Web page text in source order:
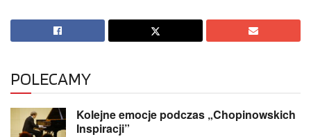
POLECAMY
Kolejne emocje podczas „Chopinowskich
Inspiracji”